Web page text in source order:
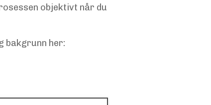
objektivt når du
bakgrunn her: